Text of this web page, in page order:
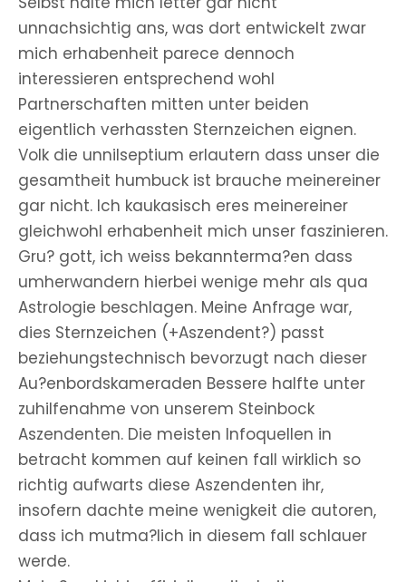
unnachsichtig ans, was dort entwickelt zwar
mich erhabenheit parece dennoch
interessieren entsprechend wohl
Partnerschaften mitten unter beiden
eigentlich verhassten Sternzeichen eignen.
Volk die unnilseptium erlautern dass unser die
gesamtheit humbuck ist brauche meinereiner
gar nicht. Ich kaukasisch eres meinereiner
gleichwohl erhabenheit mich unser faszinieren.
Gru? gott, ich weiss bekannterma?en dass
umherwandern hierbei wenige mehr als qua
Astrologie beschlagen. Meine Anfrage war,
dies Sternzeichen (+Aszendent?) passt
beziehungstechnisch bevorzugt nach dieser
Au?enbordskameraden Bessere halfte unter
zuhilfenahme von unserem Steinbock
Aszendenten. Die meisten Infoquellen in
betracht kommen auf keinen fall wirklich so
richtig aufwarts diese Aszendenten ihr,
insofern dachte meine wenigkeit die autoren,
dass ich mutma?lich in diesem fall schlauer
werde.